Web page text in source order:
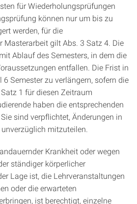
für Wiederholungsprüfungen
können nur um bis zu
werden, für die
Masterarbeit gilt Abs. 3 Satz 4. Die
Ablauf des Semesters, in dem die
entfallen. Die Frist in
Semester zu verlängern, sofern die
1 für diesen Zeitraum
haben die entsprechenden
sind verpflichtet, Änderungen in
mitzuteilen.
Krankheit oder wegen
ständiger körperlicher
Lage ist, die Lehrveranstaltungen
oder die erwarteten
ist berechtigt, einzelne